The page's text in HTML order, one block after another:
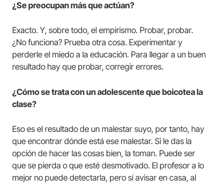
¿Se preocupan más que actúan?
Exacto. Y, sobre todo, el empirismo. Probar, probar.
¿No funciona? Prueba otra cosa. Experimentar y
perderle el miedo a la educación. Para llegar a un buen
resultado hay que probar, corregir errores.
¿Cómo se trata con un adolescente que boicotea la
clase?
Eso es el resultado de un malestar suyo, por tanto, hay
que encontrar dónde está ese malestar. Si le das la
opción de hacer las cosas bien, la toman. Puede ser
que se pierda o que esté desmotivado. El profesor a lo
mejor no puede detectarla, pero sí avisar en casa, al